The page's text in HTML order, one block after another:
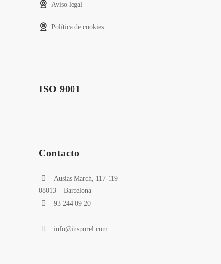
Aviso legal
Política de cookies.
ISO 9001
Contacto
Ausias March, 117-119
08013 – Barcelona
93 244 09 20
info@insporel.com